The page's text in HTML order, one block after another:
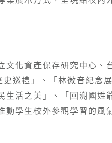
化資產保存研究中心
巡禮」、「林徽音紀念
活之美」、「回溯國
學生校外參觀學習的風